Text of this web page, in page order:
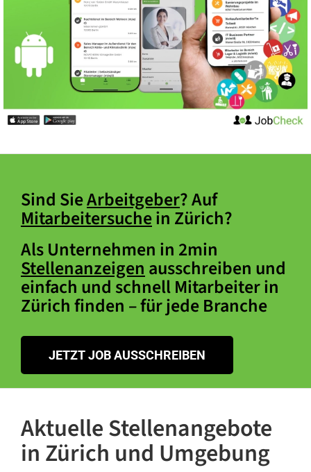
Sind SieArbeitgeber? Auf
Mitarbeitersuchein Zürich?
Als Unternehmen in 2min
Stellenanzeigen ausschreiben und
einfach und schnell Mitarbeiter in
Zürich finden – für jede Branche
JETZT JOB AUSSCHREIBEN
Aktuelle Stellenangebote
in Zürich und Umgebung